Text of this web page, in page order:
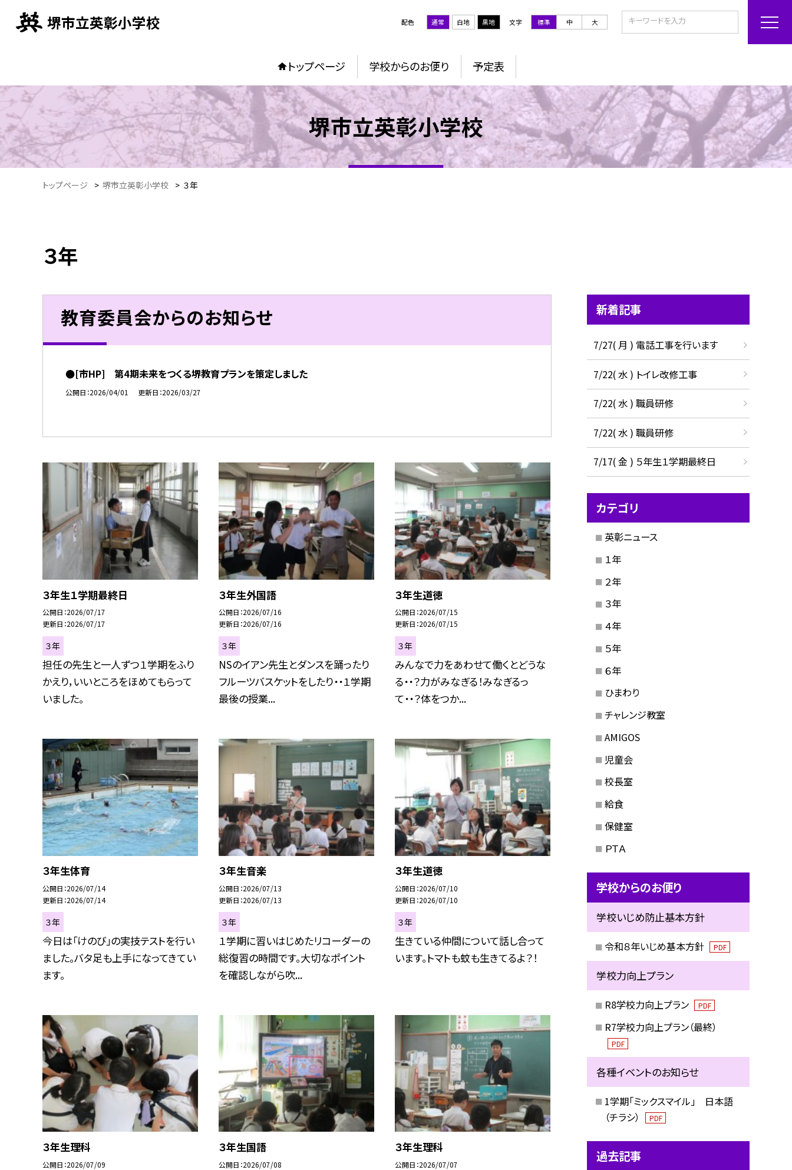
堺市立英彰小学校 配色 通常 白地 黒地 文字 標準 中 大
トップページ 学校からのお便り 予定表
堺市立英彰小学校
トップページ > 堺市立英彰小学校 > ３年
３年
教育委員会からのお知らせ
●[市HP] 第4期未来をつくる堺教育プランを策定しました
公開日 2026/04/01 更新日 2026/03/27
３年生１学期最終日
公開日 2026/07/17
更新日 2026/07/17
３年
担任の先生と一人ずつ１学期をふり
かえり，いいところをほめてもらって
いました。
３年生外国語
公開日 2026/07/16
更新日 2026/07/16
３年
NSのイアン先生とダンスを踊ったり
フルーツバスケットをしたり・・１学期
最後の授業...
３年生道徳
公開日 2026/07/15
更新日 2026/07/15
３年
みんなで力をあわせて働くとどうな
る・・？力がみなぎる！みなぎるっ
て・・？体をつか...
３年生体育
公開日 2026/07/14
更新日 2026/07/14
３年
今日は「けのび」の実技テストを行い
ました。バタ足も上手になってきてい
ます。
３年生音楽
公開日 2026/07/13
更新日 2026/07/13
３年
１学期に習いはじめたリコーダーの
総復習の時間です。大切なポイント
を確認しながら吹...
３年生道徳
公開日 2026/07/10
更新日 2026/07/10
３年
生きている仲間について話し合って
います。トマトも蚊も生きてるよ？！
３年生理科
公開日 2026/07/09
３年生国語
公開日 2026/07/08
３年生理科
公開日 2026/07/07
新着記事
7/27( 月 ) 電話工事を行います
7/22( 水 ) トイレ改修工事
7/22( 水 ) 職員研修
7/22( 水 ) 職員研修
7/17( 金 ) ５年生１学期最終日
カテゴリ
英彰ニュース
１年
２年
３年
４年
５年
６年
ひまわり
チャレンジ教室
AMIGOS
児童会
校長室
給食
保健室
ＰＴＡ
学校からのお便り
学校いじめ防止基本方針
令和８年いじめ基本方針 PDF
学校力向上プラン
R8学校力向上プラン PDF
R7学校力向上プラン（最終）
PDF
各種イベントのお知らせ
1学期「ミックスマイル」 日本語
（チラシ）
PDF
過去記事